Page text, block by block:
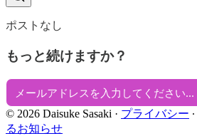
ポストなし
もっと続けますか？
© 2026 Daisuke Sasaki · プライバシー ∙
るお知らせ